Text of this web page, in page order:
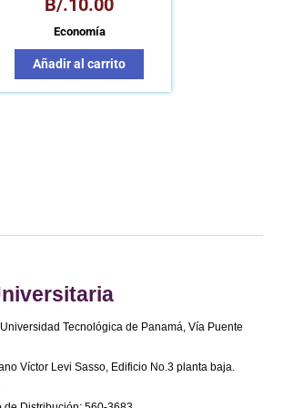
B/.10.00
Economía
Añadir al carrito
Tecnológica de Panamá, Vía Puente
Víctor Levi Sasso, Edificio No.3 planta baja.